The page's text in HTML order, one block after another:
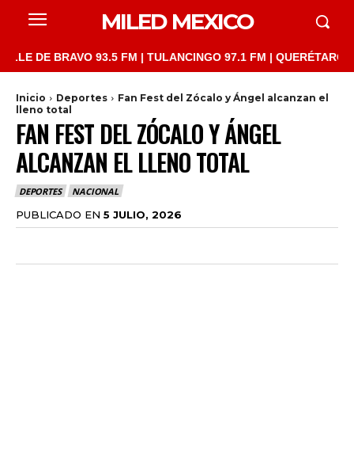
MILED MEXICO
BRAVO 93.5 FM | TULANCINGO 97.1 FM | QUERÉTARO
Inicio Deportes
Fan Fest del Zócalo y Ángel alcanzan el
lleno total
FAN FEST DEL ZÓCALO Y ÁNGEL
ALCANZAN EL LLENO TOTAL
DEPORTES NACIONAL
PUBLICADO EN 5 JULIO, 2026